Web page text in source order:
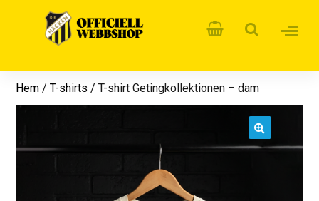
Hem /T-shirts / T-shirt Getingkollektionen – dam
🔍